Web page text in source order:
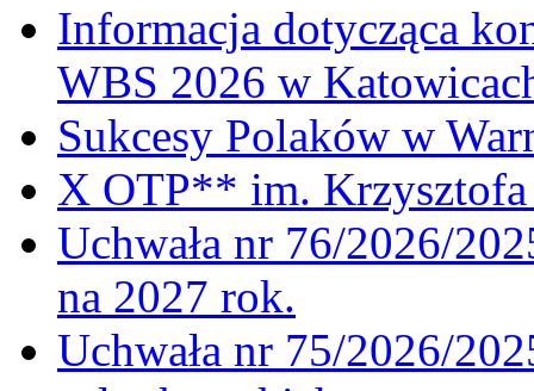
Informacja dotycząca
WBS 2026 w
Sukcesy Polaków w
X OTP** im. Krzysztofa
Uchwała nr 76/2026/
na 2027 rok.
Uchwała nr 75/2026/